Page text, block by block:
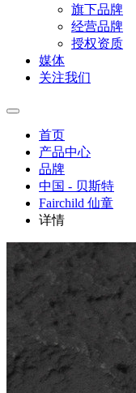
旗下品牌
经营品牌
授权资质
媒体
关注我们
首页
产品中心
品牌
中国 - 贝斯特
Fairchild 仙童
详情